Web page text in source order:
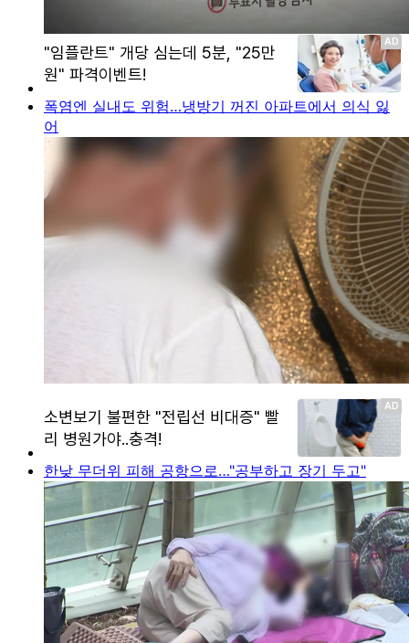
폭염엔 실내도 위험…냉방기 꺼진 아파트에서 의식 잃
어
한낮 무더위 피해 공항으로…"공부하고 장기 두고"